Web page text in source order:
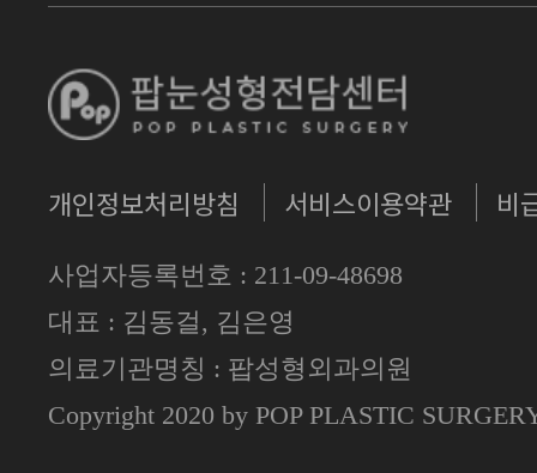
개인정보처리방침 서비스이용약관 비
사업자등록번호 : 211-09-48698
대표 : 김동걸, 김은영
의료기관명칭 : 팝성형외과의원
Copyright 2020 by POP PLASTIC